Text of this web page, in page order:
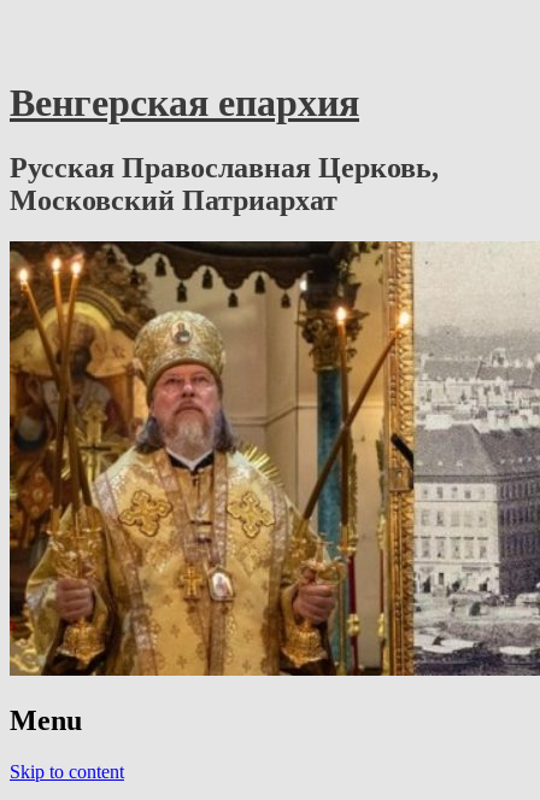
Венгерская епархия
Русская Православная Церковь,
Московский Патриархат
Menu
Skip to content